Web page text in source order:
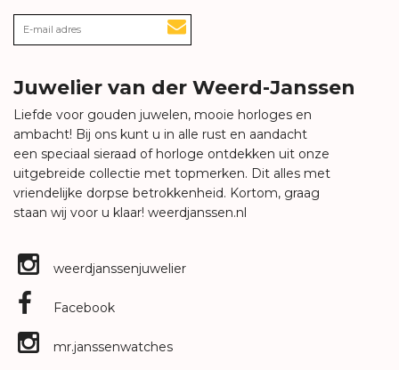
Juwelier van der Weerd-Janssen
Liefde voor gouden juwelen, mooie horloges en
ambacht! Bij ons kunt u in alle rust en aandacht
een speciaal sieraad of horloge ontdekken uit onze
uitgebreide collectie met topmerken. Dit alles met
vriendelijke dorpse betrokkenheid. Kortom, graag
staan wij voor u klaar! weerdjanssen.nl
weerdjanssenjuwelier
Facebook
mr.janssenwatches